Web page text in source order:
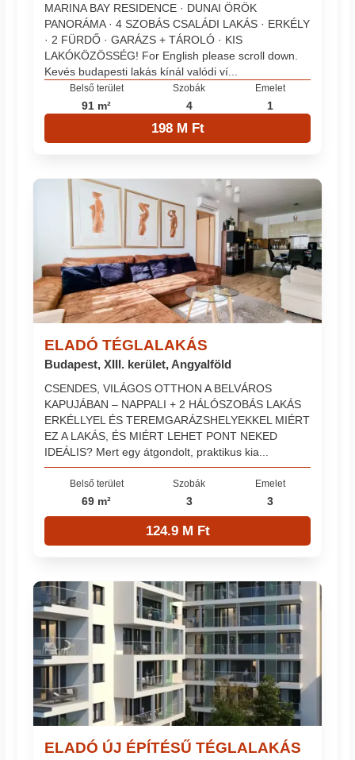
MARINA BAY RESIDENCE · DUNAI ÖRÖK
PANORÁMA · 4 SZOBÁS CSALÁDI LAKÁS · ERKÉLY
· 2 FÜRDŐ · GARÁZS + TÁROLÓ · KIS
LAKÓKÖZÖSSÉG! For English please scroll down.
Kevés budapesti lakás kínál valódi ví...
Belső terület
91 m²
Szobák
4
Emelet
1
198 M Ft
ELADÓ TÉGLALAKÁS
Budapest, XIII. kerület, Angyalföld
CSENDES, VILÁGOS OTTHON A BELVÁROS
KAPUJÁBAN – NAPPALI + 2 HÁLÓSZOBÁS LAKÁS
ERKÉLLYEL ÉS TEREMGARÁZSHELYEKKEL MIÉRT
EZ A LAKÁS, ÉS MIÉRT LEHET PONT NEKED
IDEÁLIS? Mert egy átgondolt, praktikus kia...
Belső terület
69 m²
Szobák
3
Emelet
3
124.9 M Ft
ELADÓ ÚJ ÉPÍTÉSŰ TÉGLALAKÁS